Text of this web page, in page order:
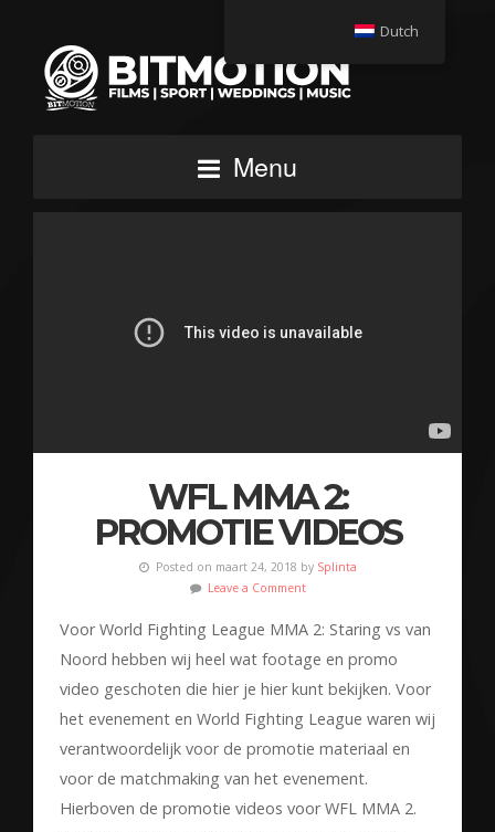
Menu
WFL MMA 2:
PROMOTIE VIDEOS
Posted on maart 24, 2018 by Splinta
Leave a Comment
Voor World Fighting League MMA 2: Staring vs van
Noord hebben wij heel wat footage en promo
video geschoten die hier je hier kunt bekijken. Voor
het evenement en World Fighting League waren wij
verantwoordelijk voor de promotie materiaal en
voor de matchmaking van het evenement.
Hierboven de promotie videos voor WFL MMA 2.
Dutch